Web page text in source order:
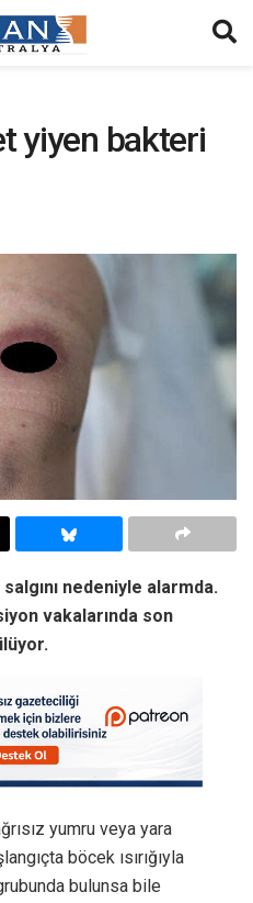
yiyen bakteri
nedeniyle alarmda.
vakalarında son
yumru veya yara
böcek ısırığıyla
bulunsa bile